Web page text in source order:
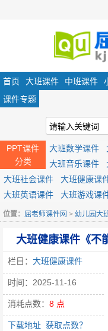
首页 大班课件 中班课件
课件专题
PPT课件
分类
大班数学课件
大班音乐课件
大班社会课件
大班健康课
大班英语课件
大班游戏课
位置： 屈老师课件网 > 幼儿园大
大班健康课件《不
栏目： 大班健康课件
时间：2025-11-16
消耗点数： 8 点
下载地址 获取点数？